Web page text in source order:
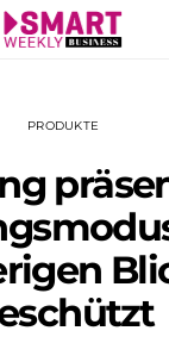
PRODUKTE